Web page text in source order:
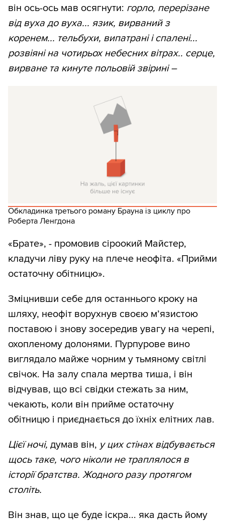
він ось-ось мав осягнути: горло, перерізане
від вуха до вуха... язик, вирваний з
коренем... тельбухи, випатрані і спалені...
розвіяні на чотирьох небесних вітрах.. серце,
вирване та кинуте польовій звірині –
Обкладинка третього роману Брауна із циклу про
Роберта Ленгдона
«Брате», - промовив сіроокий Майстер,
кладучи ліву руку на плече неофіта. «Прийми
остаточну обітницю».
Зміцнивши себе для останнього кроку на
шляху, неофіт ворухнув своєю м’язистою
поставою і знову зосередив увагу на черепі,
охопленому долонями. Пурпурове вино
виглядало майже чорним у тьмяному світлі
свічок. На залу спала мертва тиша, і він
відчував, що всі свідки стежать за ним,
чекають, коли він прийме остаточну
обітницю і приєднається до їхніх елітних лав.
Цієї ночі, думав він, у цих стінах відбувається
щось таке, чого ніколи не траплялося в
історії братства. Жодного разу протягом
століть.
Він знав, що це буде іскра... яка дасть йому